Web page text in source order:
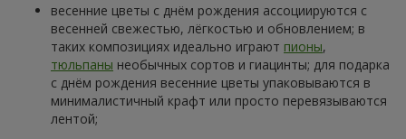
весенние цветы с днём рождения ассоциируются с
весенней свежестью, лёгкостью и обновлением; в
таких композициях идеально играют пионы,
тюльпаны необычных сортов и гиацинты; для подарка
с днём рождения весенние цветы упаковываются в
минималистичный крафт или просто перевязываются
лентой;